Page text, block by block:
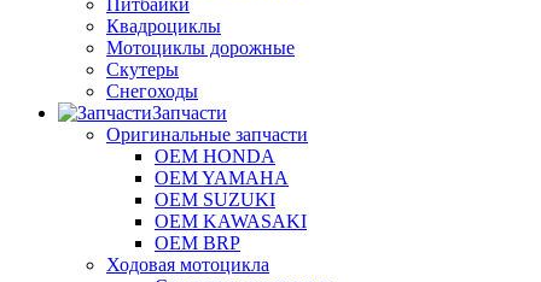
Питбайки
Квадроциклы
Мотоциклы дорожные
Скутеры
Снегоходы
Запчасти
Оригинальные запчасти
OEM HONDA
OEM YAMAHA
OEM SUZUKI
OEM KAWASAKI
OEM BRP
Ходовая мотоцикла